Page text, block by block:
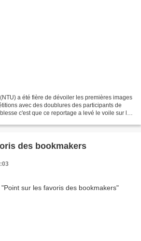
a été fière de dévoiler les premières images
avec des doublures des participants de
c'est que ce reportage a levé le voile sur la
des bookmakers